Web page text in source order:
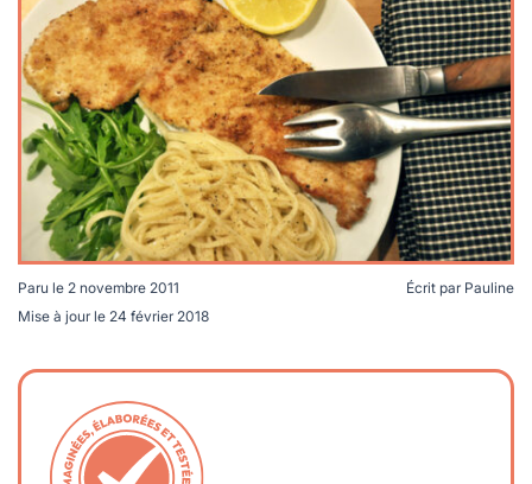
durables
douce
Paru le 2 novembre 2011
Mise à jour le 24 février 2018
Écrit par Pauline